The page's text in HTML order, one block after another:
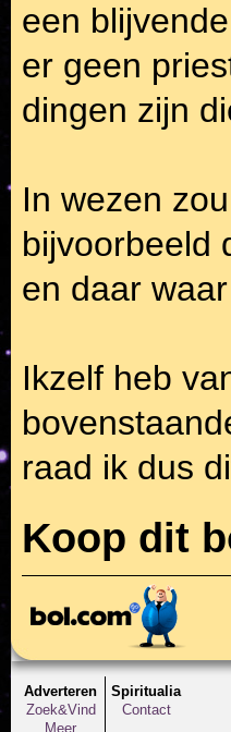
een
er geen
dingen zijn
In wezen
bijvoorbeeld
en daar
Ikzelf heb
raad ik dus
Koop dit
Adverteren
Zoek&Vind
Meer
Spiritualia
Contact